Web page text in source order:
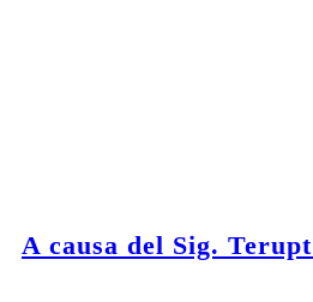
A causa del Sig. Terupt